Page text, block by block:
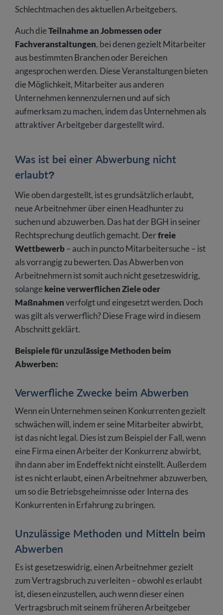
Schlechtmachen des aktuellen Arbeitgebers.
Auch dieTeilnahme an Jobmessen oder
Fachveranstaltungen, bei denen gezielt Mitarbeiter
aus bestimmten Branchen oder Bereichen
angesprochen werden. Diese Veranstaltungen bieten
die Möglichkeit, Mitarbeiter aus anderen
Unternehmen kennenzulernen und auf sich
aufmerksam zu machen, indem das Unternehmen als
attraktiver Arbeitgeber dargestellt wird.
Was ist bei einer Abwerbung nicht
erlaubt?
Wie oben dargestellt, ist es grundsätzlich erlaubt,
neue Arbeitnehmer über einen Headhunter zu
suchen und abzuwerben. Das hat der BGH in seiner
Rechtsprechung deutlich gemacht. Derfreie
Wettbewerb– auch in puncto Mitarbeitersuche – ist
als vorrangig zu bewerten. Das Abwerben von
Arbeitnehmern ist somit auch nicht gesetzeswidrig,
solange keineverwerflichen Ziele oder
Maßnahmenverfolgt und eingesetzt werden. Doch
was gilt als verwerflich? Diese Frage wird in diesem
Abschnitt geklärt.
Beispiele für unzulässige Methoden beim
Abwerben:
Verwerfliche Zwecke beim Abwerben
Wenn ein Unternehmen seinen Konkurrenten gezielt
schwächen will, indem er seine Mitarbeiter abwirbt,
ist das nicht legal. Dies ist zum Beispiel der Fall, wenn
eine Firma einen Arbeiter der Konkurrenz abwirbt,
ihn dann aber im Endeffekt nicht einstellt. Außerdem
ist es nicht erlaubt, einen Arbeitnehmer abzuwerben,
um so die Betriebsgeheimnisse oder Interna des
Konkurrenten in Erfahrung zu bringen.
Unzulässige Methoden und Mitteln beim
Abwerben
Es ist gesetzeswidrig, einen Arbeitnehmer gezielt
zum Vertragsbruch zu verleiten – obwohl es erlaubt
ist, diesen einzustellen, auch wenn dieser einen
Vertragsbruch mit seinem früheren Arbeitgeber